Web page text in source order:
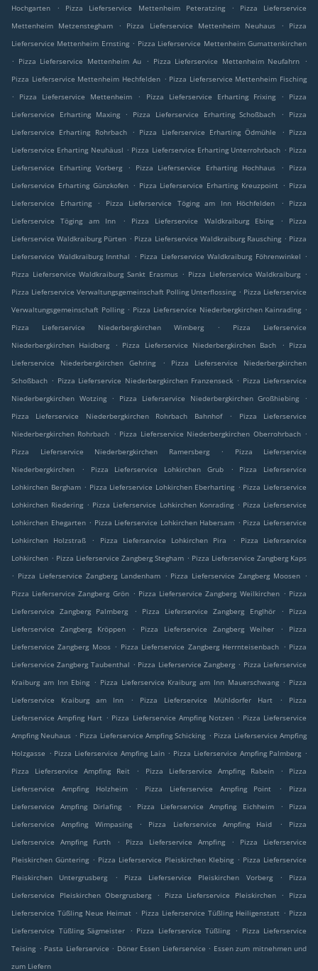
Hochgarten
. Pizza Lieferservice Mettenheim Peteratzing .
Pizza Lieferservice
Mettenheim Metzenstegham
. Pizza Lieferservice Mettenheim Neuhaus .
Pizza
Lieferservice Mettenheim Ernsting . Pizza Lieferservice Mettenheim Gumattenkirchen
. Pizza Lieferservice Mettenheim Au . Pizza Lieferservice Mettenheim Neufahrn
.
Pizza Lieferservice Mettenheim Hechfelden . Pizza Lieferservice Mettenheim Fisching
.
Pizza Lieferservice Mettenheim . Pizza Lieferservice Erharting Frixing .
Pizza
Lieferservice Erharting Maxing
. Pizza Lieferservice Erharting Schoßbach .
Pizza
Lieferservice Erharting Rohrbach
. Pizza Lieferservice Erharting Ödmühle . Pizza
Lieferservice Erharting Neuhäusl . Pizza Lieferservice Erharting Unterrohrbach . Pizza
Lieferservice Erharting Vorberg
. Pizza Lieferservice Erharting Hochhaus .
Pizza
Lieferservice Erharting Günzkofen . Pizza Lieferservice Erharting Kreuzpoint . Pizza
Lieferservice Erharting
. Pizza Lieferservice Töging am Inn Höchfelden .
Pizza
Lieferservice Töging am Inn
. Pizza Lieferservice Waldkraiburg Ebing .
Pizza
Lieferservice Waldkraiburg Pürten . Pizza Lieferservice Waldkraiburg Rausching . Pizza
Lieferservice Waldkraiburg Innthal
. Pizza Lieferservice Waldkraiburg Föhrenwinkel .
Pizza Lieferservice Waldkraiburg Sankt Erasmus . Pizza Lieferservice Waldkraiburg .
Pizza Lieferservice Verwaltungsgemeinschaft Polling Unterflossing . Pizza Lieferservice
Verwaltungsgemeinschaft Polling . Pizza Lieferservice Niederbergkirchen Kainrading .
Pizza Lieferservice Niederbergkirchen Wimberg
.
Pizza Lieferservice
Niederbergkirchen Haidberg
. Pizza Lieferservice Niederbergkirchen Bach . Pizza
Lieferservice Niederbergkirchen Gehring
.
Pizza Lieferservice Niederbergkirchen
Schoßbach . Pizza Lieferservice Niederbergkirchen Franzenseck . Pizza Lieferservice
Niederbergkirchen Wotzing
. Pizza Lieferservice Niederbergkirchen Großhiebing
.
Pizza Lieferservice Niederbergkirchen Rohrbach Bahnhof
.
Pizza Lieferservice
Niederbergkirchen Rohrbach . Pizza Lieferservice Niederbergkirchen Oberrohrbach .
Pizza Lieferservice Niederbergkirchen Ramersberg
.
Pizza Lieferservice
Niederbergkirchen
. Pizza Lieferservice Lohkirchen Grub .
Pizza Lieferservice
Lohkirchen Bergham . Pizza Lieferservice Lohkirchen Eberharting . Pizza Lieferservice
Lohkirchen Riedering . Pizza Lieferservice Lohkirchen Konrading . Pizza Lieferservice
Lohkirchen Ehegarten . Pizza Lieferservice Lohkirchen Habersam . Pizza Lieferservice
Lohkirchen Holzstraß
. Pizza Lieferservice Lohkirchen Pira .
Pizza Lieferservice
Lohkirchen . Pizza Lieferservice Zangberg Stegham . Pizza Lieferservice Zangberg Kaps
. Pizza Lieferservice Zangberg Landenham . Pizza Lieferservice Zangberg Moosen .
Pizza Lieferservice Zangberg Grön . Pizza Lieferservice Zangberg Weilkirchen . Pizza
Lieferservice Zangberg Palmberg
. Pizza Lieferservice Zangberg Englhör .
Pizza
Lieferservice Zangberg Kröppen
. Pizza Lieferservice Zangberg Weiher .
Pizza
Lieferservice Zangberg Moos . Pizza Lieferservice Zangberg Herrnteisenbach . Pizza
Lieferservice Zangberg Taubenthal . Pizza Lieferservice Zangberg . Pizza Lieferservice
Kraiburg am Inn Ebing . Pizza Lieferservice Kraiburg am Inn Mauerschwang . Pizza
Lieferservice Kraiburg am Inn
. Pizza Lieferservice Mühldorfer Hart .
Pizza
Lieferservice Ampfing Hart . Pizza Lieferservice Ampfing Notzen . Pizza Lieferservice
Ampfing Neuhaus . Pizza Lieferservice Ampfing Schicking . Pizza Lieferservice Ampfing
Holzgasse . Pizza Lieferservice Ampfing Lain . Pizza Lieferservice Ampfing Palmberg .
Pizza Lieferservice Ampfing Reit
. Pizza Lieferservice Ampfing Rabein .
Pizza
Lieferservice Ampfing Holzheim
. Pizza Lieferservice Ampfing Point .
Pizza
Lieferservice Ampfing Dirlafing
. Pizza Lieferservice Ampfing Eichheim .
Pizza
Lieferservice Ampfing Wimpasing
. Pizza Lieferservice Ampfing Haid .
Pizza
Lieferservice Ampfing Furth
. Pizza Lieferservice Ampfing .
Pizza Lieferservice
Pleiskirchen Güntering . Pizza Lieferservice Pleiskirchen Klebing . Pizza Lieferservice
Pleiskirchen Untergrusberg
. Pizza Lieferservice Pleiskirchen Vorberg .
Pizza
Lieferservice Pleiskirchen Obergrusberg
. Pizza Lieferservice Pleiskirchen .
Pizza
Lieferservice Tüßling Neue Heimat . Pizza Lieferservice Tüßling Heiligenstatt . Pizza
Lieferservice Tüßling Sägmeister
. Pizza Lieferservice Tüßling . Pizza Lieferservice
Teising . Pasta Lieferservice . Döner Essen Lieferservice . Essen zum mitnehmen und
zum Liefern